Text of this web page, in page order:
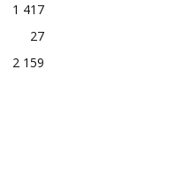
1 417
27
2 159